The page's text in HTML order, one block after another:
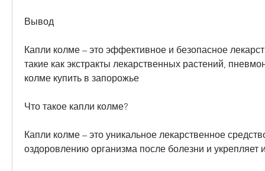
Вывод
Капли колме – это эффективное и безопасное
такие как экстракты лекарственных растений,
колме купить в запорожье
Что такое капли колме?
Капли колме – это уникальное лекарственное
оздоровлению организма после болезни и укрепляет